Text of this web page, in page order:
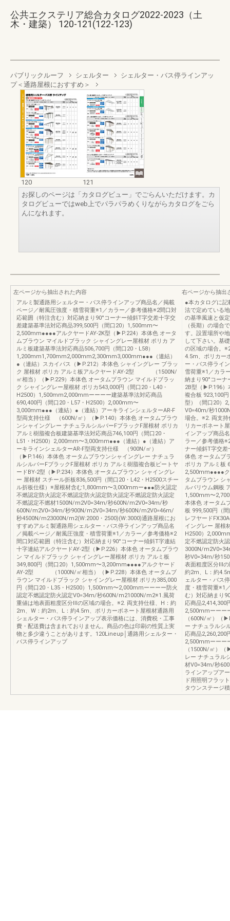
公共エクステリア総合カタログ2022-2023（土
木・建築） 120-121(122-123)
パブリックルーフ シェルター
シェルター・バス停ラインアッ
プ＜通路屋根におすすめ＞
120
121
お探しのページは「カタログビュー」でごらんいただけます。カ
タログビューではweb上でパラパラめくりながらカタログをごら
んになれます。
左ページから抽出された内容
アルミ製通路用シェルター・バス停ラインアップ商品名／掲載
ページ／耐風圧強度・積雪荷重※1／カラー／参考価格※2間口対
応範囲（特注含む）対応納まり90°コーナー傾斜T字交差十字交
差建築基準法対応商品399,500円（間口20）1,500mm〜
2,500mm●●●●アルクヤードAY-2K型（▶P.224）本体色 オータ
ムブラウン マイルドブラック シャイングレー屋根材 ポリカ ア
ルミ板建築基準法対応商品506,700円（間口20・L58）
1,200mm1,700mm2,000mm2,300mm3,000mm●●●（連結）
●（連結）スカイパス（▶P.212）本体色 シャイングレー ブラッ
ク 屋根材 ポリカ アルミ板アルクヤードAY-2型 （1500N/
㎡相当）（▶P.229）本体色 オータムブラウン マイルドブラッ
ク シャイングレー屋根材 ポリカ543,000円（間口20・L40・
H2500）1,500mm2,000mmーーーー建築基準法対応商品
690,400円（間口20・L57・H2500）2,000mm〜
3,000mm●●●（連結）●（連結）アーキラインシェルターAR-F
型両支持仕様 （600N/㎡）（▶P.140）本体色 オータムブラウ
ンシャイングレー ナチュラルシルバーFブラックF屋根材 ポリカ
アルミ樹脂複合板建築基準法対応商品746,100円（間口20・
L51・H2500）2,000mm〜3,000mm●●●（連結）●（連結）ア
ーキラインシェルターAR-F型両支持仕様 （900N/㎡）
（▶P.146）本体色 オータムブラウンシャイングレー ナチュラ
ルシルバーFブラックF屋根材 ポリカ アルミ樹脂複合板ビートヤ
ードBY-2型（▶P.234）本体色 オータムブラウン シャイングレ
ー 屋根材 スチール折板836,500円（間口20・L42・H2500スチー
ル折板仕様）※屋根材含む1,800mm〜3,000mmー●●●防火認定
不燃認定防火認定不燃認定防火認定防火認定不燃認定防火認定
不燃認定不燃材1500N/m2V0=34m/秒600N/m2V0=34m/秒
600N/m2V0=34m/秒900N/m2V0=34m/秒600N/m2V0=46m/
秒4500N/m23000N/m2(W:2000・2500)(W:3000)通路屋根にお
すすめアルミ製通路用シェルター・バス停ラインアップ商品名
／掲載ページ／耐風圧強度・積雪荷重※1／カラー／参考価格※2
間口対応範囲（特注含む）対応納まり90°コーナー傾斜T字連結
十字連結アルクヤードAY-2型（▶P.226）本体色 オータムブラウ
ン マイルドブラック シャイングレー屋根材 ポリカ アルミ板
349,800円（間口20）1,500mm〜3,200mm●●●●アルクヤード
AY-2型 （1000N/㎡相当）（▶P.228）本体色 オータムブ
ラウン マイルドブラック シャイングレー屋根材 ポリカ385,000
円（間口20・L35・H2500）1,500mm〜2,000mmーーーー防火
認定不燃認定防火認定V0=34m/秒600N/m21000N/m2※1.風荷
重値は地表面粗度区分Ⅲの区域の場合。※2. 両支持仕様、H：約
2m、W：約2m、L：約4.5m、ポリカーボネート屋根材通路用
シェルター・バス停ラインアップ表示価格には、消費税・工事
費・配送費は含まれておりません。商品の色は印刷の性質上実
物と多少違うことがあります。120Lineup│通路用シェルター・
バス停ラインアップ
右ページから抽出
●本カタログに記
法で定めている
の基準風速と仮
（長期）の場合
す。設置場所や
して下さい。基
の区域の場合。
4.5m、ポリカー
ー・バス停ライ
雪荷重※1／カラ
納まり90°コーナ
2B型（▶P.196）
複合板 923,100
型）（間口20）
V0=40m/秒
場合。※2. 両支
リカーボネート
インアップ商品
ラー／参考価格
ナー傾斜T字交差
体色 オータムブ
ポリカ アルミ板
2,500mm●●●●ク
タムブラウン シ
ルバリウム鋼板
1,500mm〜
本体色 オータム
板 999,500円（
レフヤード
イングレー 屋根
H2500）
定不燃認定防火
3000N/
秒V0=34m/秒
表面粗度区分Ⅲ
約2m、L：約
ェルター・バス
度・積雪荷重※1
む）対応納まり
応商品2,414,300
2,500mmーー
（600N/㎡）（
ー ナチュラルシ
応商品2,260,200
2,500mmーー
（1500N/㎡）
レー ナチュラル
材V0=34m/秒
ラインアップア
ド用照明フラッ
タウンステージ